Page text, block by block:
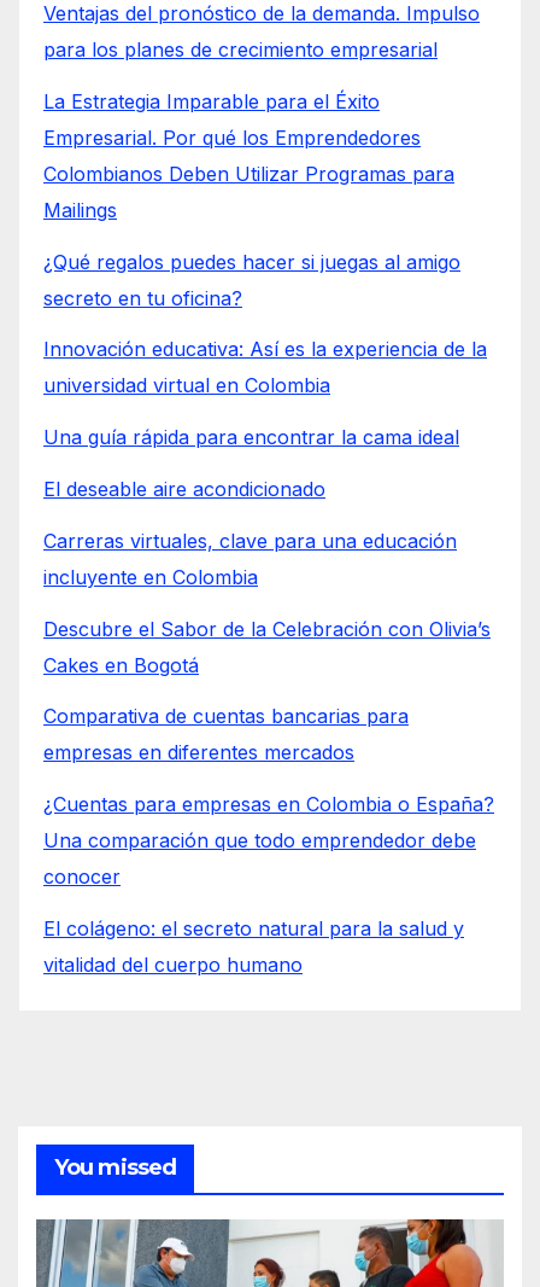
Ventajas del pronóstico de la demanda. Impulso
para los planes de crecimiento empresarial
La Estrategia Imparable para el Éxito
Empresarial. Por qué los Emprendedores
Colombianos Deben Utilizar Programas para
Mailings
¿Qué regalos puedes hacer si juegas al amigo
secreto en tu oficina?
Innovación educativa: Así es la experiencia de la
universidad virtual en Colombia
Una guía rápida para encontrar la cama ideal
El deseable aire acondicionado
Carreras virtuales, clave para una educación
incluyente en Colombia
Descubre el Sabor de la Celebración con Olivia’s
Cakes en Bogotá
Comparativa de cuentas bancarias para
empresas en diferentes mercados
¿Cuentas para empresas en Colombia o España?
Una comparación que todo emprendedor debe
conocer
El colágeno: el secreto natural para la salud y
vitalidad del cuerpo humano
You missed